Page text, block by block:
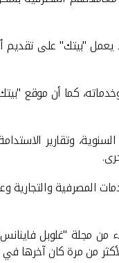
"بيتك" على تقديم
كما أن موقع
وتقارير
والتجارية